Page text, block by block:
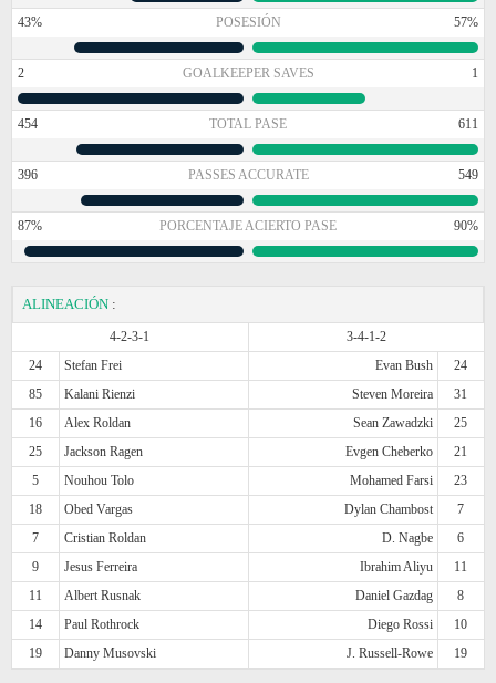
43% POSESIÓN 57%
2 GOALKEEPER SAVES 1
454 TOTAL PASE 611
396 PASSES ACCURATE 549
87% PORCENTAJE ACIERTO PASE 90%
ALINEACIÓN :
4-2-3-1
3-4-1-2
24
Stefan Frei Evan Bush
24
85
Kalani Rienzi Steven Moreira
31
16
Alex Roldan Sean Zawadzki
25
25
Jackson Ragen Evgen Cheberko
21
5
Nouhou Tolo Mohamed Farsi
23
18
Obed Vargas Dylan Chambost
7
7
Cristian Roldan D. Nagbe
6
9
Jesus Ferreira Ibrahim Aliyu
11
11
Albert Rusnak Daniel Gazdag
8
14
Paul Rothrock Diego Rossi
10
19
Danny Musovski J. Russell-Rowe 19